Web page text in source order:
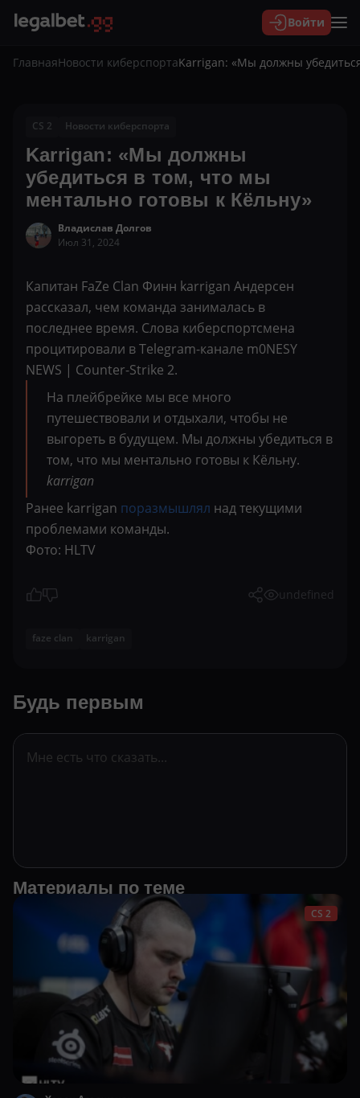
Войти
ГлавнаяНовости киберспортаKarrigan: «Мы должны
CS 2 Новости киберспорта
Karrigan: «Мы должны
убедиться в том, что мы
ментально готовы к Кёльну»
Владислав Долгов
Июл 31, 2024
Капитан FaZe Clan Финн karrigan Андерсен
рассказал, чем команда занималась в
последнее время. Слова киберспортсмена
процитировали в Telegram-канале m0NESY
NEWS | Counter-Strike 2.
На плейбрейке мы все много
путешествовали и отдыхали, чтобы не
выгореть в будущем. Мы должны убедиться в
том, что мы ментально готовы к Кёльну.
karrigan
Ранее karrigan поразмышлял над текущими
проблемами команды.
Фото: HLTV
undefined
faze clan karrigan
Будь первым
Материалы по теме
CS 2